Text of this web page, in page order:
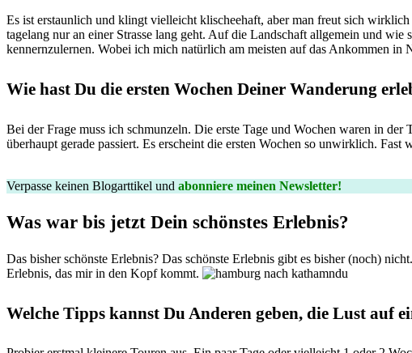
Es ist erstaunlich und klingt vielleicht klischeehaft, aber man freut sich
tagelang nur an einer Strasse lang geht. Auf die Landschaft allgemein und
kennernzulernen. Wobei ich mich natürlich am meisten auf das Ankommen in
Wie hast Du die ersten Wochen Deiner Wanderung
Bei der Frage muss ich schmunzeln. Die erste Tage und Wochen waren in
überhaupt gerade passiert. Es erscheint die ersten Wochen so unwirklich.
Verpasse keinen Blogarttikel und abonniere meinen Newsletter!
Was war bis jetzt Dein schönstes Erlebnis?
Das bisher schönste Erlebnis? Das schönste Erlebnis gibt es bisher (noch)
Erlebnis, das mir in den Kopf kommt.
Welche Tipps kannst Du Anderen geben, die Lust auf